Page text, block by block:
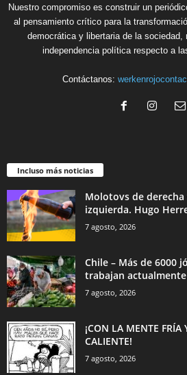
Nuestro compromiso es construir un
al pensamiento crítico para la
democrática y libertaria de la sociedad,
independencia política respecto a
Contáctanos:
Incluso más noticias
Molotovs de
izquierda. Hugo
7 agosto, 2026
Chile – Más de 6000
trabajan actualmente
7 agosto, 2026
¡CON LA MENTE FRÍA
CALIENTE!
7 agosto, 2026